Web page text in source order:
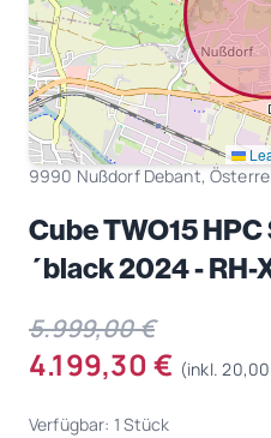
9990 Nußdorf Debant,
Cube TWO15
´black 2024 - RH-
5.999,00 €
4.199,30 € (inkl.
Verfügbar: 1 Stück